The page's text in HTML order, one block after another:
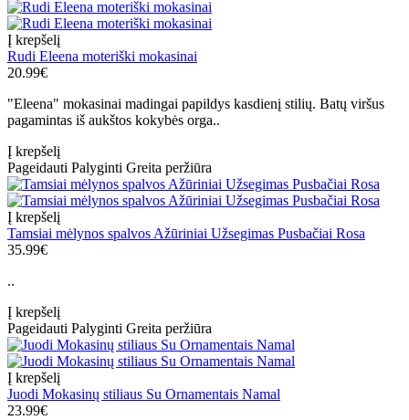
Į krepšelį
Rudi Eleena moteriški mokasinai
20.99€
"Eleena" mokasinai madingai papildys kasdienį stilių. Batų viršus
pagamintas iš aukštos kokybės orga..
Į krepšelį
Pageidauti Palyginti Greita peržiūra
Į krepšelį
Tamsiai mėlynos spalvos Ažūriniai Užsegimas Pusbačiai Rosa
35.99€
..
Į krepšelį
Pageidauti Palyginti Greita peržiūra
Į krepšelį
Juodi Mokasinų stiliaus Su Ornamentais Namal
23.99€